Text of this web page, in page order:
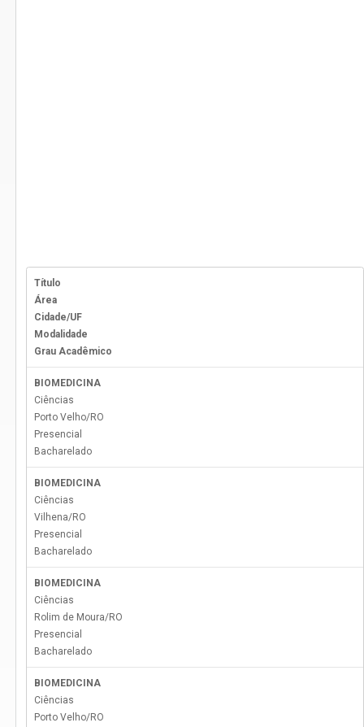
Título
Área
Cidade/UF
Modalidade
Grau Acadêmico
BIOMEDICINA
Ciências
Porto Velho/RO
Presencial
Bacharelado
BIOMEDICINA
Ciências
Vilhena/RO
Presencial
Bacharelado
BIOMEDICINA
Ciências
Rolim de Moura/RO
Presencial
Bacharelado
BIOMEDICINA
Ciências
Porto Velho/RO